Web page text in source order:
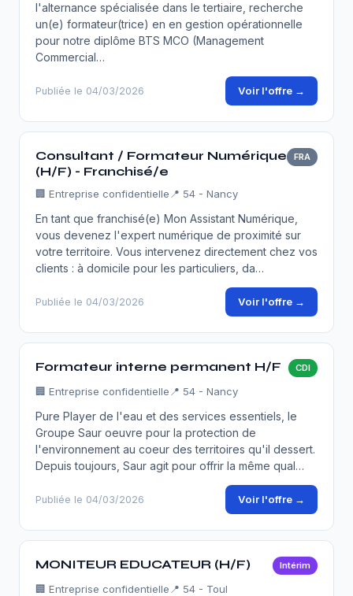
l'alternance spécialisée dans le tertiaire, recherche
un(e) formateur(trice) en en gestion opérationnelle
pour notre diplôme BTS MCO (Management
Commercial…
Publiée le 04/03/2026 Voir l'offre →
Consultant / Formateur Numérique
(H/F) - Franchisé/e
FRA
🏢 Entreprise confidentielle 📍 54 - Nancy
En tant que franchisé(e) Mon Assistant Numérique,
vous devenez l'expert numérique de proximité sur
votre territoire. Vous intervenez directement chez vos
clients : à domicile pour les particuliers, da…
Publiée le 04/03/2026 Voir l'offre →
Formateur interne permanent H/F CDI
🏢 Entreprise confidentielle 📍 54 - Nancy
Pure Player de l'eau et des services essentiels, le
Groupe Saur oeuvre pour la protection de
l'environnement au coeur des territoires qu'il dessert.
Depuis toujours, Saur agit pour offrir la même qual…
Publiée le 04/03/2026 Voir l'offre →
MONITEUR EDUCATEUR (H/F) Intérim
🏢 Entreprise confidentielle 📍 54 - Toul